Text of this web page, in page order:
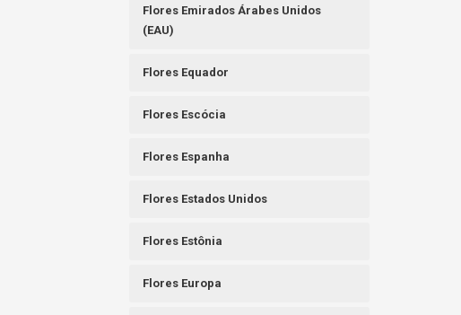
Flores Emirados Árabes Unidos
(EAU)
Flores Equador
Flores Escócia
Flores Espanha
Flores Estados Unidos
Flores Estônia
Flores Europa